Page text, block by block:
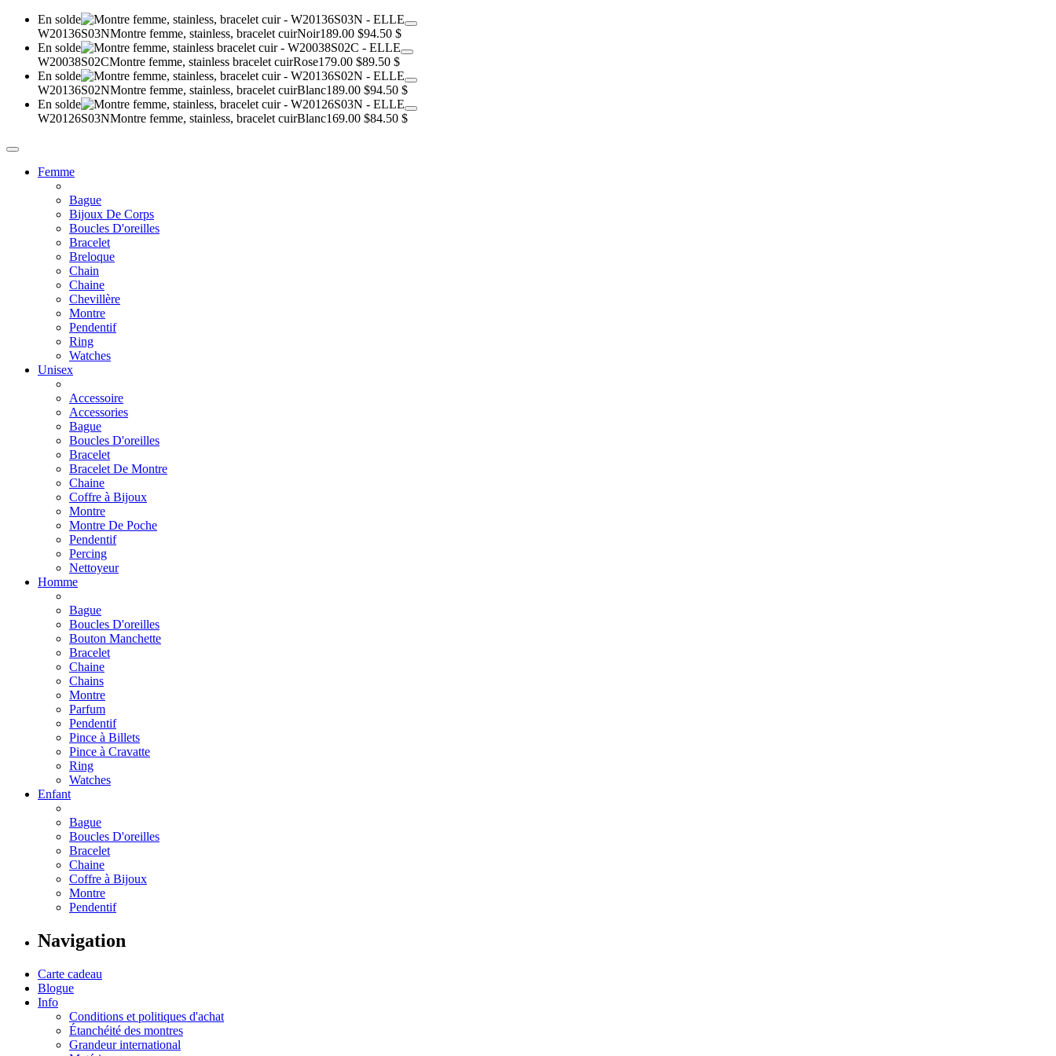
En solde
W20136S03NMontre femme, stainless, bracelet cuirNoir189.00 $94.50 $
En solde
W20038S02CMontre femme, stainless bracelet cuirRose179.00 $89.50 $
En solde
W20136S02NMontre femme, stainless, bracelet cuirBlanc189.00 $94.50 $
En solde
W20126S03NMontre femme, stainless, bracelet cuirBlanc169.00 $84.50 $
Femme
Bague
Bijoux De Corps
Boucles D'oreilles
Bracelet
Breloque
Chain
Chaine
Chevillère
Montre
Pendentif
Ring
Watches
Unisex
Accessoire
Accessories
Bague
Boucles D'oreilles
Bracelet
Bracelet De Montre
Chaine
Coffre à Bijoux
Montre
Montre De Poche
Pendentif
Percing
Nettoyeur
Homme
Bague
Boucles D'oreilles
Bouton Manchette
Bracelet
Chaine
Chains
Montre
Parfum
Pendentif
Pince à Billets
Pince à Cravatte
Ring
Watches
Enfant
Bague
Boucles D'oreilles
Bracelet
Chaine
Coffre à Bijoux
Montre
Pendentif
Navigation
Carte cadeau
Blogue
Info
Conditions et politiques d'achat
Étanchéité des montres
Grandeur international